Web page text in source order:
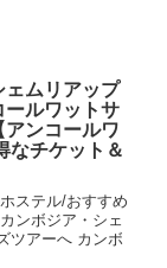
ェムリアップ
ルワットサ
アンコールワ
なチケット＆
ステル/おすすめ
ンボジア・シェ
ツアーへ カンボ